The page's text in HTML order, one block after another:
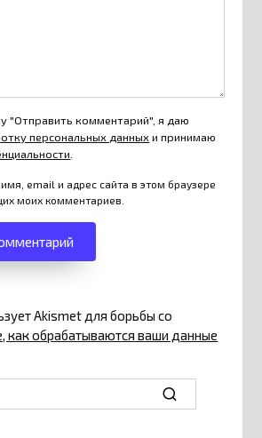
"Отправить комментарий", я даю
персональных данныхи принимаю
.
email и адрес сайта в этом браузере
моих комментариев.
Akismet для борьбы со
как обрабатываются ваши данные